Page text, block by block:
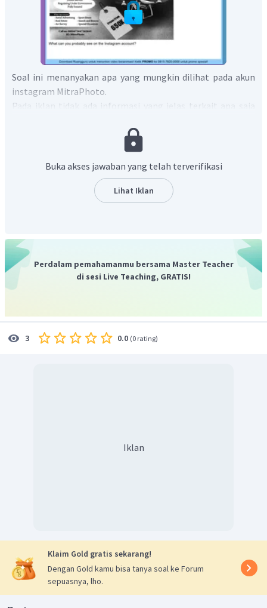
Soal ini menanyakan apa yang mungkin dilihat pada akun
instagram MitraPhoto.
Pada iklan tidak ada informasi yang jelas terkait apa saja
Buka akses jawaban yang telah terverifikasi
Lihat Iklan
Perdalam pemahamanmu bersama Master Teacher
di sesi Live Teaching, GRATIS!
3 0.0 (0 rating)
Iklan
Klaim Gold gratis sekarang!
Dengan Gold kamu bisa tanya soal ke Forum
sepuasnya, lho.